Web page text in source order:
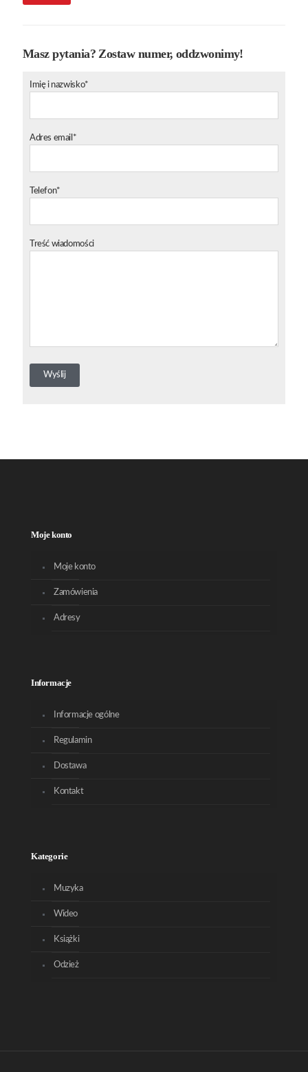
Masz pytania? Zostaw numer, oddzwonimy!
Imię i nazwisko*
Adres email*
Telefon*
Treść wiadomości
Moje konto
Moje konto
Zamówienia
Adresy
Informacje
Informacje ogólne
Regulamin
Dostawa
Kontakt
Kategorie
Muzyka
Wideo
Książki
Odzież